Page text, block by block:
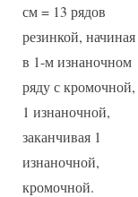
см = 13 рядов
резинкой, начиная
в 1-м изнаночном
ряду с кромочной,
1 изнаночной,
заканчивая 1
изнаночной,
кромочной.